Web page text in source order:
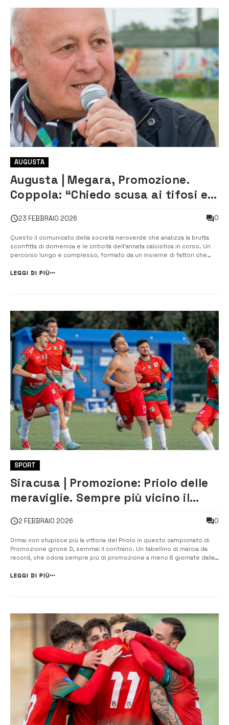
AUGUSTA
Augusta | Megara, Promozione.
Coppola: “Chiedo scusa ai tifosi e
23 FEBBRAIO 2026 0
Questo il comunicato della società neroverde che analizza la brutta
sconfitta di domenica e le criticità dell’annata calcistica in corso. Un
percorso lungo e complesso, formato da un insieme di fattori che
sconfitta di Aragona contro l’Akragas, sento il dovere, a nome mio e [...
LEGGI DI PIÙ
SPORT
Siracusa | Promozione: Priolo delle
meraviglie. Sempre più vicino il
2 FEBBRAIO 2026 0
Ormai non stupisce più la vittoria del Priolo in questo campionato di
Promozione girone D, semmai il contrario. Un tabellino di marcia da
record, che odora sempre più di promozione a meno 8 giornate dalla
si attesta in solitario al primo posto in classifica […]
LEGGI DI PIÙ